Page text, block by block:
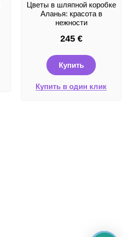
Цветы в шляпной коробке
Аланья: красота в
нежности
245 €
Купить
Купить в один клик